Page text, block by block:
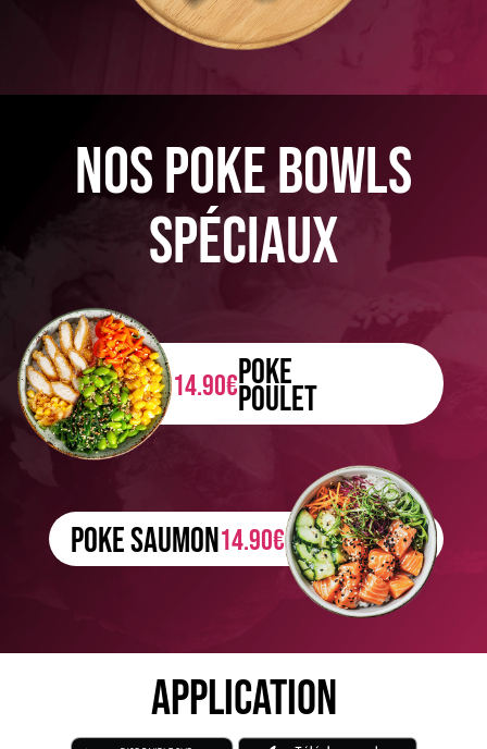
nos poke bowls
spéciaux
14.90€POKE
POULET
POKE SAUMON14.90€
APPLICATION